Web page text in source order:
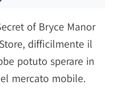
of Bryce Manor
difficilmente il
potuto sperare in
mercato mobile.